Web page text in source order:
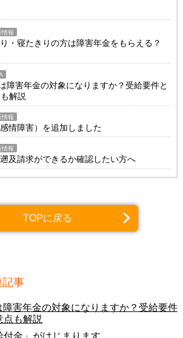
情報
・寝たきりの方は障害年金をもらえる？
障害年金の対象になりますか？受給要件と
解説
情報
情障害）を追加しました
情報
及請求ができるか確認したい方へ
TOPに戻る
記事
害年金の対象になりますか？受給要件
点も解説